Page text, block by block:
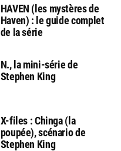
HAVEN (les mystères de
Haven) : le guide complet
de la série
N., la mini-série de
Stephen King
X-files : Chinga (la
poupée), scénario de
Stephen King